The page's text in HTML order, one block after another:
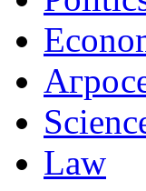
Law